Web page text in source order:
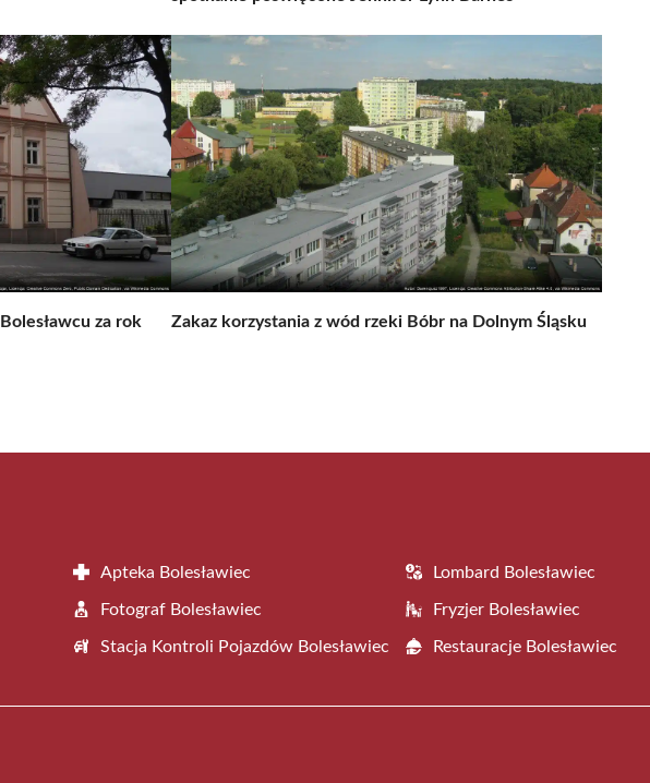
za rok
Zakaz korzystania z wód rzeki Bóbr na Dolnym Śląsku
Apteka Bolesławiec Lombard Bolesławiec
Fotograf Bolesławiec Fryzjer Bolesławiec
Stacja Kontroli Pojazdów Bolesławiec Restauracje Bolesławiec